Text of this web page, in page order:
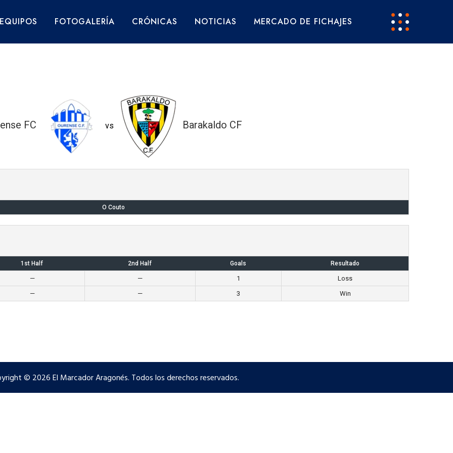
EQUIPOS FOTOGALERÍA CRÓNICAS NOTICIAS MERCADO DE FICHAJES
FC vs Barakaldo CF
O Couto
1st Half 2nd Half Goals Resultado
— — 1
Loss
— — 3 Win
© 2026 El Marcador Aragonés. Todos los derechos reservados.